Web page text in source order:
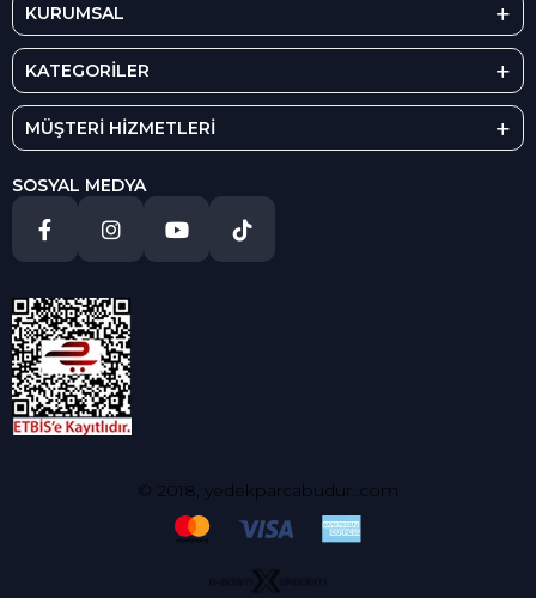
KURUMSAL
KATEGORİLER
MÜŞTERİ HİZMETLERİ
SOSYAL MEDYA
© 2018, yedekparcabudur..com